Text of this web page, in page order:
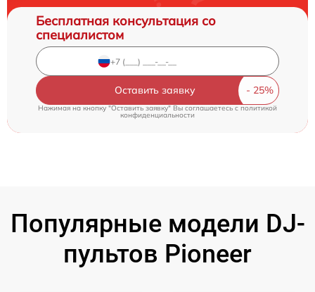
Бесплатная консультация со
специалистом
Оставить заявку
Нажимая на кнопку "Оставить заявку" Вы соглашаетесь cполитикой
конфиденциальности
Популярные модели DJ-
пультов Pioneer